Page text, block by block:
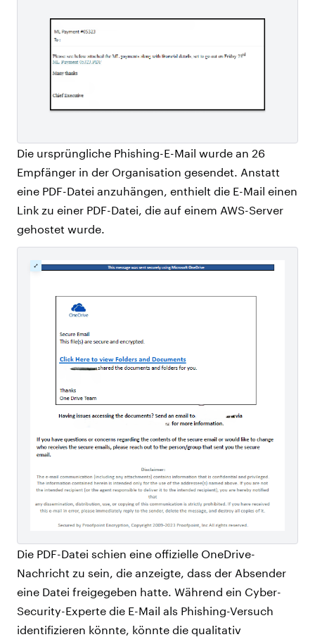
Die ursprüngliche Phishing-E-Mail wurde an 26
Empfänger in der Organisation gesendet. Anstatt
eine PDF-Datei anzuhängen, enthielt die E-Mail einen
Link zu einer PDF-Datei, die auf einem AWS-Server
gehostet wurde.
Die PDF-Datei schien eine offizielle OneDrive-
Nachricht zu sein, die anzeigte, dass der Absender
eine Datei freigegeben hatte. Während ein Cyber-
Security-Experte die E-Mail als Phishing-Versuch
identifizieren könnte, könnte die qualitativ